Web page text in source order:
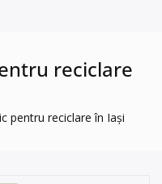
reciclare
pentru reciclare în Iași